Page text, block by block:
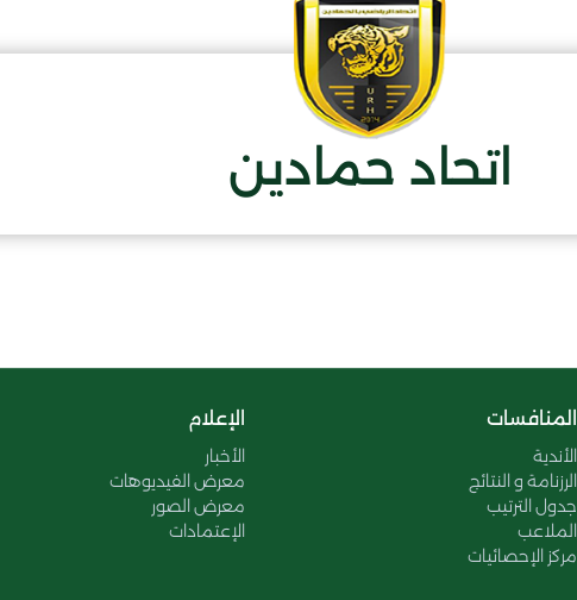
اتحاد حمادين
المنافسات
الأندية
الرزنامة و النتائج
جدول الترتيب
الملاعب
مركز الإحصائيات
الإعلام
الأخبار
معرض الفيديوهات
معرض الصور
الإعتمادات